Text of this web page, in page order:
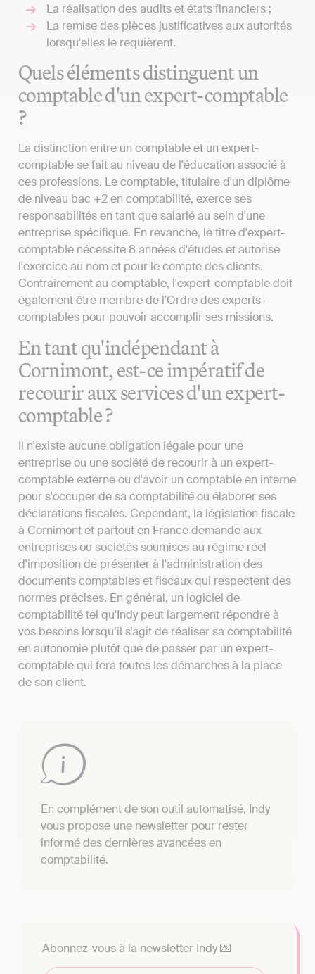
La réalisation des audits et états financiers ;
La remise des pièces justificatives aux autorités
lorsqu'elles le requièrent.
Quels éléments distinguent un
comptable d'un expert-comptable
?
La distinction entre un comptable et un expert-
comptable se fait au niveau de l'éducation associé à
ces professions. Le comptable, titulaire d'un diplôme
de niveau bac +2 en comptabilité, exerce ses
responsabilités en tant que salarié au sein d'une
entreprise spécifique. En revanche, le titre d'expert-
comptable nécessite 8 années d'études et autorise
l'exercice au nom et pour le compte des clients.
Contrairement au comptable, l'expert-comptable doit
également être membre de l'Ordre des experts-
comptables pour pouvoir accomplir ses missions.
En tant qu'indépendant à
Cornimont, est-ce impératif de
recourir aux services d'un expert-
comptable ?
Il n'existe aucune obligation légale pour une
entreprise ou une société de recourir à un expert-
comptable externe ou d'avoir un comptable en interne
pour s'occuper de sa comptabilité ou élaborer ses
déclarations fiscales. Cependant, la législation fiscale
à Cornimont et partout en France demande aux
entreprises ou sociétés soumises au régime réel
d'imposition de présenter à l'administration des
documents comptables et fiscaux qui respectent des
normes précises. En général, un logiciel de
comptabilité tel qu'Indy peut largement répondre à
vos besoins lorsqu’il s’agit de réaliser sa comptabilité
en autonomie plutôt que de passer par un expert-
comptable qui fera toutes les démarches à la place
de son client.
En complément de son outil automatisé, Indy
vous propose une newsletter pour rester
informé des dernières avancées en
comptabilité.
Abonnez-vous à la newsletter Indy 💌